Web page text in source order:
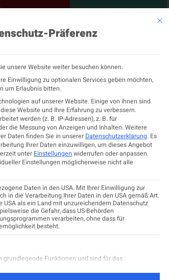
KONTAKT MEINE ÖGN
PATIENTINNEN
Facharztordinationen
Neurologische Abteilungen
MS-Zentren
PatientInnenverfügung
NEUROLOGIE
Leitlinien
MS-Register (extern)
MS-Zentren
Mit
Präferenz
unsere Website weiter besuchen können.
Einwilligung zu optionalen Services geben möchten,
um Erlaubnis bitten.
auf unserer Website. Einige von ihnen sind
Website und Ihre Erfahrung zu verbessern.
werden (z. B. IP-Adressen), z. B. für
die Messung von Anzeigen und Inhalten.Weitere
Daten finden Sie in unserer Datenschutzerklärung. Es
Ihrer Daten einzuwilligen, um dieses Angebot
unter Einstellungen widerrufen oder anpassen.
Einstellungen möglicherweise nicht alle
Daten in den USA. Mit Ihrer Einwilligung zur
in die Verarbeitung Ihrer Daten in den USA gemäß Art.
USA als ein Land mit unzureichendem Datenschutz
die Gefahr, dass US-Behörden
verarbeiten, ohne dass für
besteht.
Gruppen, für die eine Einwilligung erteilt
grundlegende Funktionen und sind für das